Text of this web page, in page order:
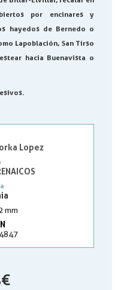
por encinares y
hayedos de Bernedo o
Lapoblación, San Tirso
hacia Buenavista o
Lopez
mm